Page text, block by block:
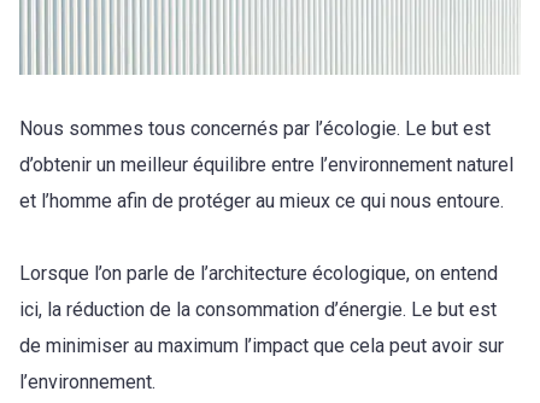
Nous sommes tous concernés par l’écologie. Le but est
d’obtenir un meilleur équilibre entre l’environnement naturel
et l’homme afin de protéger au mieux ce qui nous entoure.
Lorsque l’on parle de l’architecture écologique, on entend
ici, la réduction de la consommation d’énergie. Le but est
de minimiser au maximum l’impact que cela peut avoir sur
l’environnement.